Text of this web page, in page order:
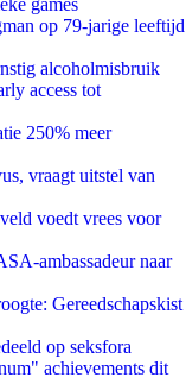
games
op 79-jarige leeftijd
alcoholmisbruik
access tot
250% meer
vraagt uitstel van
voedt vrees voor
ambassadeur naar
Gereedschapskist
op seksfora
achievements dit